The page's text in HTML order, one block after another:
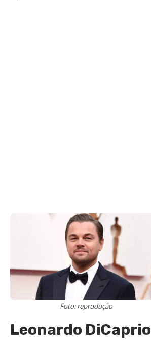
Foto: reprodução
Leonardo DiCaprio